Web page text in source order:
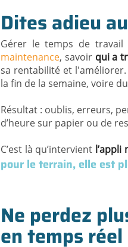
Dites adieu
Gérer le temps de travail
maintenance, savoir qui a
sa rentabilité et
la fin de la semaine, voire
Résultat : oublis, erreurs,
d’heure sur papier ou de
C’est là qu’intervient l’appli
pour le terrain, elle est
Ne perdez
en temps réel